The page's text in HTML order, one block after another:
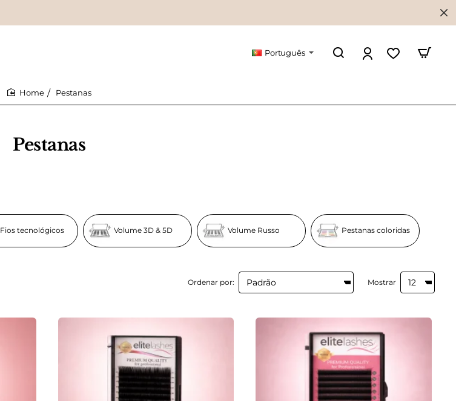
Português
Pestanas
Pestanas
Fios tecnológicos Volume 3D & 5D Volume Russo Pestanas coloridas
Ordenar por: Mostrar